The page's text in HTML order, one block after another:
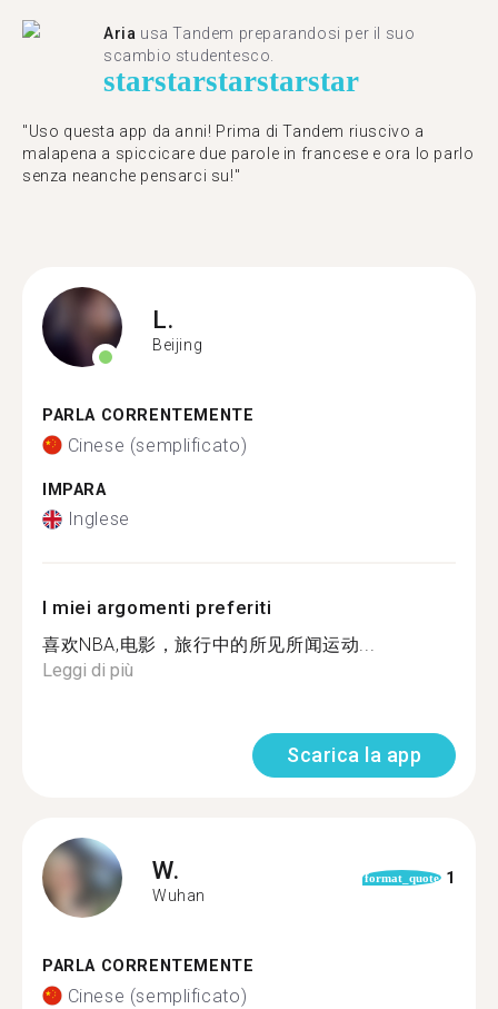
Aria usa Tandem preparandosi per il suo
scambio studentesco.
starstarstarstarstar
"Uso questa app da anni! Prima di Tandem riuscivo a
malapena a spiccicare due parole in francese e ora lo parlo
senza neanche pensarci su!"
L.
Beijing
PARLA CORRENTEMENTE
Cinese (semplificato)
IMPARA
Inglese
I miei argomenti preferiti
喜欢NBA,电影，旅行中的所见所闻运动...
Leggi di più
Scarica la app
W.
Wuhan
format_quote 1
PARLA CORRENTEMENTE
Cinese (semplificato)